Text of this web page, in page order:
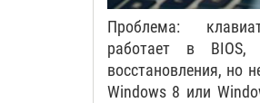
Проблема:
работает в BIOS,
восстановления, но
Windows 8 или